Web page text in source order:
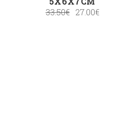
33.50€ 27.00€